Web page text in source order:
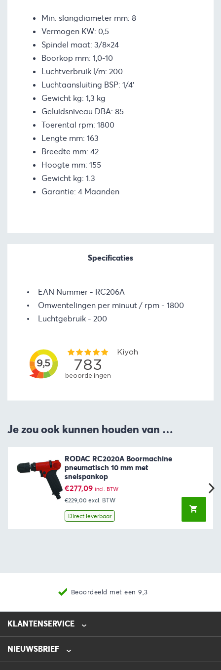
Min. slangdiameter mm: 8
Vermogen KW: 0,5
Spindel maat: 3/8×24
Boorkop mm: 1,0-10
Luchtverbruik l/m: 200
Luchtaansluiting BSP: 1/4′
Gewicht kg: 1,3 kg
Geluidsniveau DBA: 85
Toerental rpm: 1800
Lengte mm: 163
Breedte mm: 42
Hoogte mm: 155
Gewicht kg: 1.3
Garantie: 4 Maanden
Specificaties
EAN Nummer
RC206A
Omwentelingen per minuut / rpm
1800
Luchtgebruik
200
Je zou ook kunnen houden van …
RODAC RC2020A Boormachine
pneumatisch 10 mm met
snelspankop
€277,09 incl. BTW
€229,00 excl. BTW
Direct leverbaar
Beoordeeld met een 9,3
KLANTENSERVICE
0475-218632
NIEUWSBRIEF